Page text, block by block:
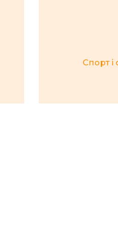
Спорт